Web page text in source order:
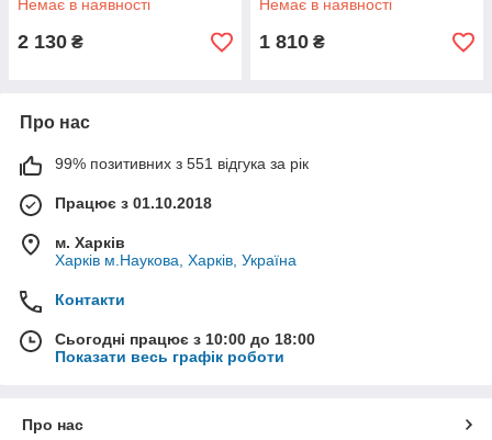
Немає в наявності
2 130 ₴
Немає в наявності
1 810 ₴
Про нас
99% позитивних з 551 відгука за рік
Працює з 01.10.2018
м. Харків
Харків м.Наукова, Харків, Україна
Контакти
Сьогодні працює з 10:00 до 18:00
Показати весь графік роботи
Про нас